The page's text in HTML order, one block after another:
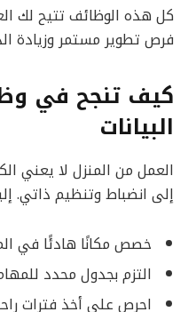
كل هذه الوظائف تتيح لك
فرص تطوير مستمر وزيادة
كيف تنجح في
البيانات
العمل من المنزل لا يعني
إلى انضباط وتنظيم ذاتي.
خصص مكانًا هادئًا في
التزم بجدول محدد
احرص على أخذ فترات